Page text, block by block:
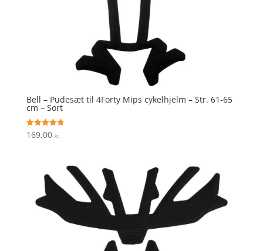
Bell – Pudesæt til 4Forty Mips cykelhjelm – Str. 61-65
cm – Sort
Vurderet
4.8
169,00 kr.